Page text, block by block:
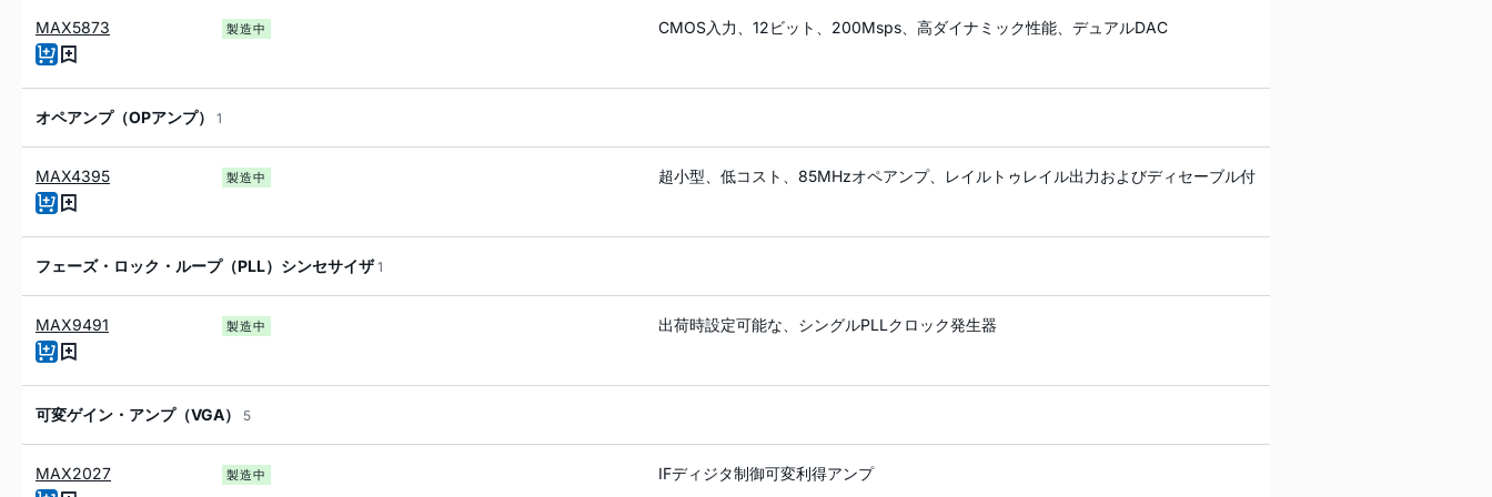
MAX5873 製造中 CMOS入力、12ビット、200Msps、高ダイナミック性能、デュアルDAC
オペアンプ（OPアンプ） 1
MAX4395 製造中 超小型、低コスト、85MHzオペアンプ、レイルトゥレイル出力およびディセーブル付
フェーズ・ロック・ループ（PLL）シンセサイザ1
MAX9491 製造中 出荷時設定可能な、シングルPLLクロック発生器
可変ゲイン・アンプ（VGA） 5
MAX2027 製造中 IFディジタ制御可変利得アンプ